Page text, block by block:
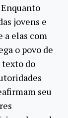
jovens e
a elas com
o povo de
texto do
seu